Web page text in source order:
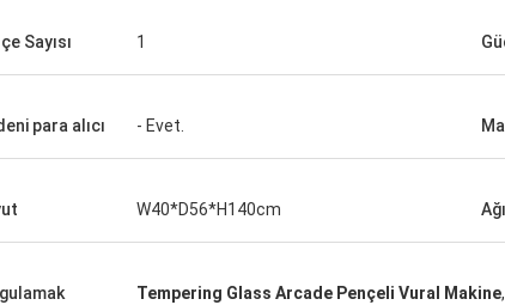
Sayısı 1
para alıcı - Evet.
W40*D56*H140cm
Tempering Glass Arcade Pençeli Vural Makine,